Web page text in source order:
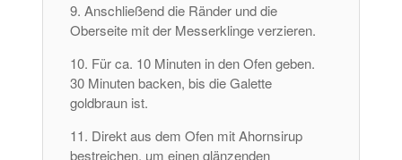
Anschließend die Ränder und die
Oberseite mit der Messerklinge verzieren.
Für ca. 10 Minuten in den Ofen geben.
30 Minuten backen, bis die Galette
goldbraun ist.
Direkt aus dem Ofen mit Ahornsirup
bestreichen, um einen glänzenden